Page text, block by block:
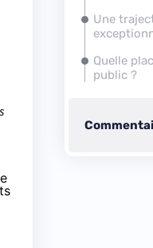
Une
Quelle
public ?